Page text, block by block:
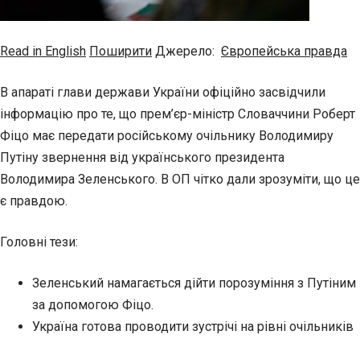
Read in English Поширити Джерело: Європейська правда
В апараті глави держави України офіційно засвідчили
інформацію про те, що прем’єр-міністр Словаччини Роберт
Фіцо має передати російському очільнику Володимиру
Путіну звернення від українського президента
Володимира Зеленського. В ОП чітко дали зрозуміти, що це
є правдою.
Головні тези:
Зеленський намагається дійти порозуміння з Путіним
за допомогою Фіцо.
Україна готова проводити зустрічі на рівні очільників